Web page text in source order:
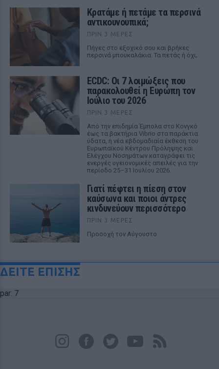
Κρατάμε ή πετάμε τα περσινά
αντικουνουπικά;
ΠΡΙΝ 3 ΜΈΡΕΣ
Πήγες στο εξοχικό σου και βρήκες
περσινά μπουκαλάκια. Τα πετάς ή όχι;
ECDC: Οι 7 λοιμώξεις που
παρακολουθεί η Ευρώπη τον
Ιούλιο του 2026
ΠΡΙΝ 3 ΜΈΡΕΣ
Από την επιδημία Έμπολα στο Κονγκό
έως τα βακτήρια Vibrio στα παράκτια
ύδατα, η νέα εβδομαδιαία έκθεση του
Ευρωπαϊκού Κέντρου Πρόληψης και
Ελέγχου Νοσημάτων καταγράφει τις
ενεργές υγειονομικές απειλές για την
περίοδο 25–31 Ιουλίου 2026.
Γιατί πέφτει η πίεση στον
καύσωνα και ποιοι άντρες
κινδυνεύουν περισσότερο
ΠΡΙΝ 3 ΜΈΡΕΣ
Προσοχή τον Αύγουστο
ΔΕΙΤΕ ΕΠΙΣΗΣ
par: 7